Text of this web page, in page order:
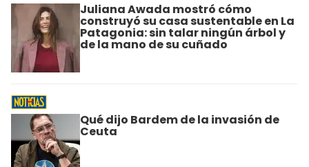
Juliana Awada mostró cómo
construyó su casa sustentable en La
Patagonia: sin talar ningún árbol y
de la mano de su cuñado
Qué dijo Bardem de la invasión de
Ceuta